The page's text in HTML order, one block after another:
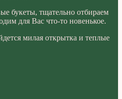
букеты, тщательно отбираем
для Вас что-то новенькое.
милая открытка и теплые